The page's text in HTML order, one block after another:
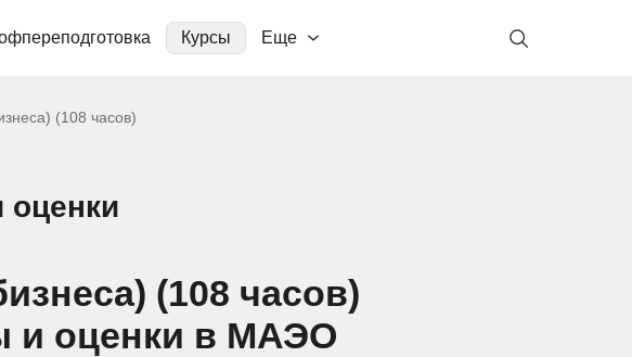
Курсы Еще
(108 часов)
оценки
(108 часов)
и оценки в МАЭО